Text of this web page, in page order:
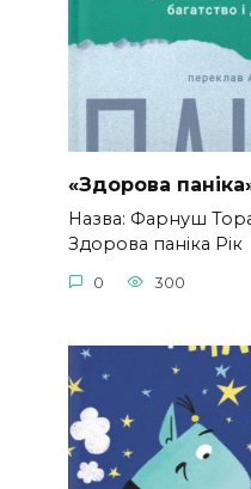
«Здорова
Назва: Фарнуш
Здорова паніка Рік
0 300